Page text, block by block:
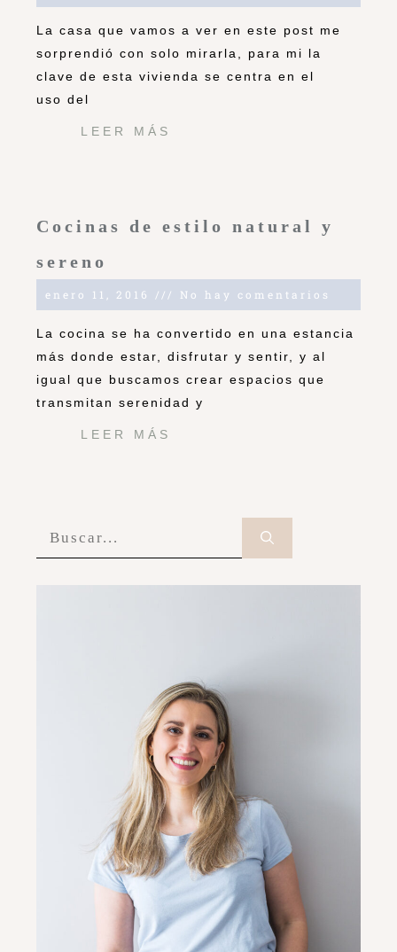
La casa que vamos a ver en este post me
sorprendió con solo mirarla, para mi la
clave de esta vivienda se centra en el
uso del
LEER MÁS
Cocinas de estilo natural y
sereno
enero 11, 2016 No hay comentarios
La cocina se ha convertido en una estancia
más donde estar, disfrutar y sentir, y al
igual que buscamos crear espacios que
transmitan serenidad y
LEER MÁS